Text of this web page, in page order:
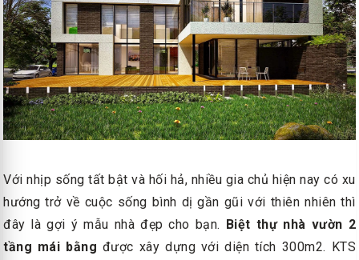
Với nhịp sống tất bật và hối hả, nhiều gia chủ hiện nay có xu
hướng trở về cuộc sống bình dị gần gũi với thiên nhiên thì
đây là gợi ý mẫu nhà đẹp cho bạn. Biệt thự nhà vườn 2
tầng mái bằng được xây dựng với diện tích 300m2. KTS